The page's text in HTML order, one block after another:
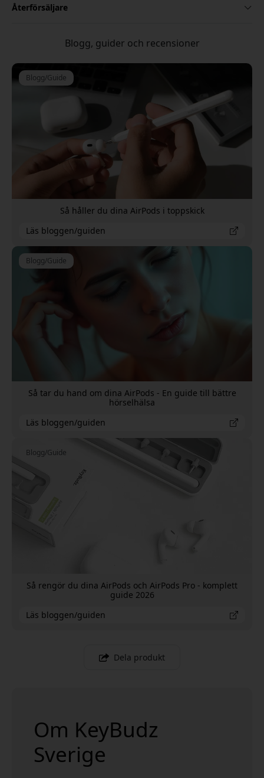
Återförsäljare
Blogg, guider och recensioner
Blogg/Guide
Så håller du dina AirPods i toppskick
Läs bloggen/guiden
Blogg/Guide
Så tar du hand om dina AirPods - En guide till bättre
hörselhälsa
Läs bloggen/guiden
Blogg/Guide
Så rengör du dina AirPods och AirPods Pro - komplett
guide 2026
Läs bloggen/guiden
Dela produkt
Om KeyBudz
Sverige